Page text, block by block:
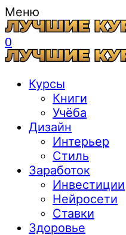
Меню
0
Курсы
Книги
Учёба
Дизайн
Интерьер
Стиль
Заработок
Инвестиции
Нейросети
Ставки
Здоровье